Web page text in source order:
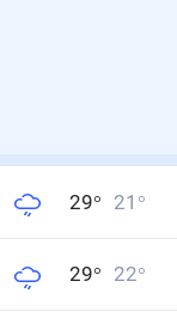
29° 21 °
29° 22°